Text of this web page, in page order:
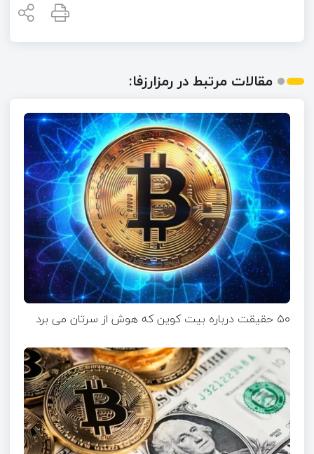
مقالات مرتبط در رمزارزفا:
۵۰ حقیقت درباره بیت کوین که هوش از سرتان می برد